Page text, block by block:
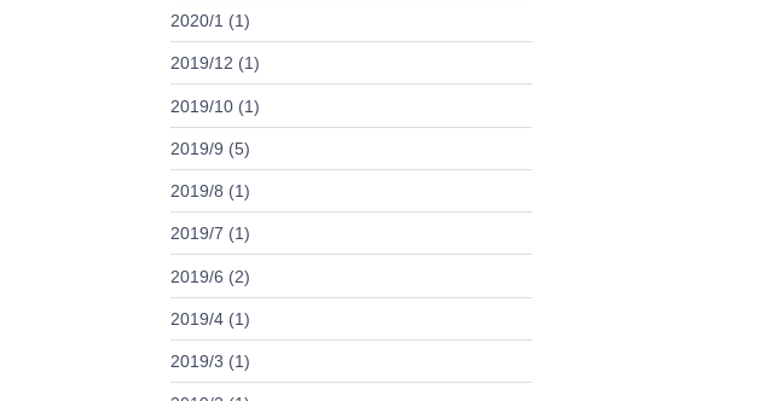
2020/1 (1)
2019/12 (1)
2019/10 (1)
2019/9 (5)
2019/8 (1)
2019/7 (1)
2019/6 (2)
2019/4 (1)
2019/3 (1)